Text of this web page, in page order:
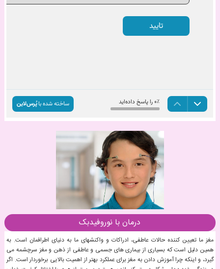
درمان با نوروفیدبک
مغز ما تعیین کننده حالات عاطفی، ادراکات و واکنشهای ما به دنیای اطرافمان است. به
همین دلیل است که بسیاری از بیماری های جسمی و عاطفی از ذهن و مغز سرچشمه می
گیرد، و اینکه چرا آموزش دادن به مغز برای عملکرد بهتر از اهمیت بالایی برخوردار است. اگر